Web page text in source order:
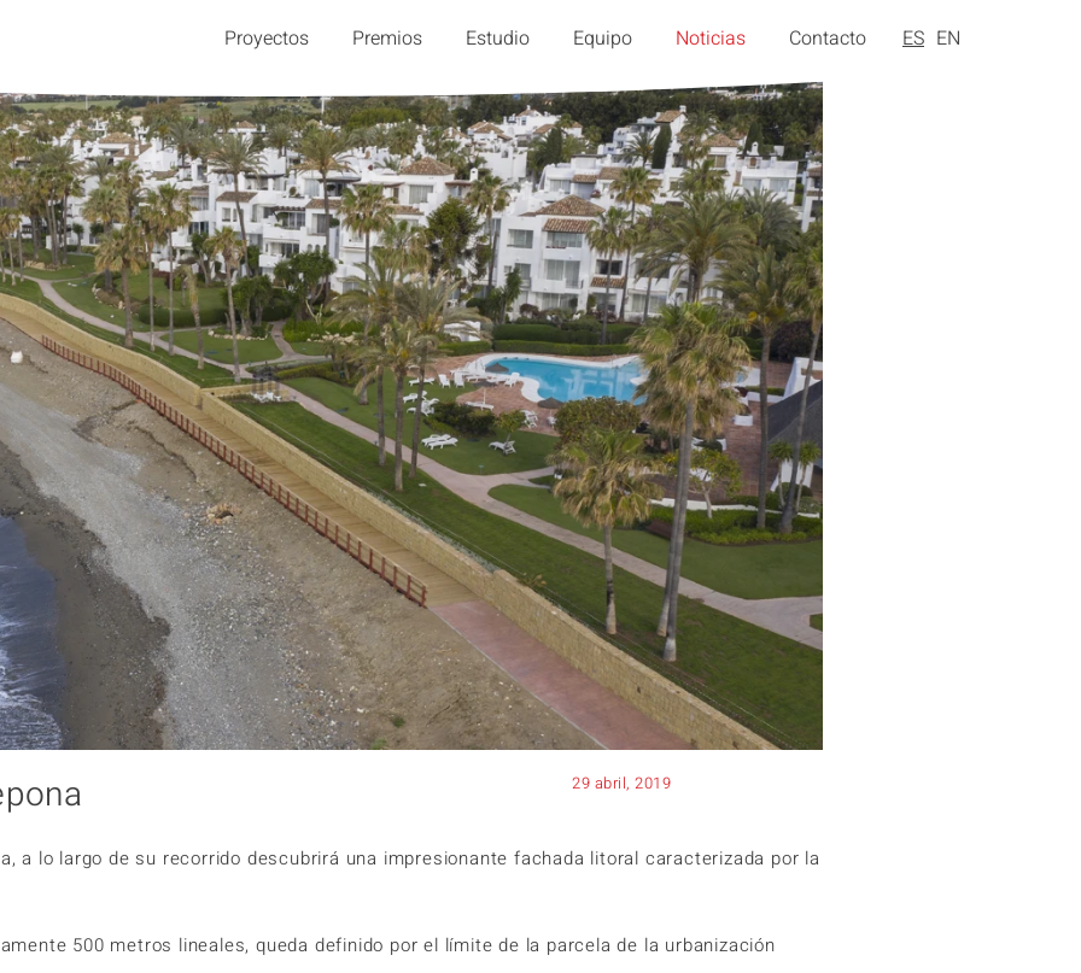
Proyectos Premios Estudio Equipo Noticias Contacto ES EN
29 abril, 2019
a lo largo de su recorrido descubrirá una impresionante fachada litoral caracterizada por la
500 metros lineales, queda definido por el límite de la parcela de la urbanización